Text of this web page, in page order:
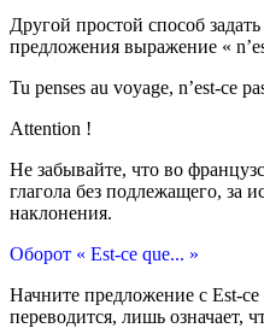
Другой простой способ
предложения выражение «
Tu penses au voyage, n’est-ce
Attention !
Не забывайте, что во
глагола без подлежащего, за
наклонения.
Оборот « Est-ce que... »
Начните предложение с Est-
переводится, лишь означает,